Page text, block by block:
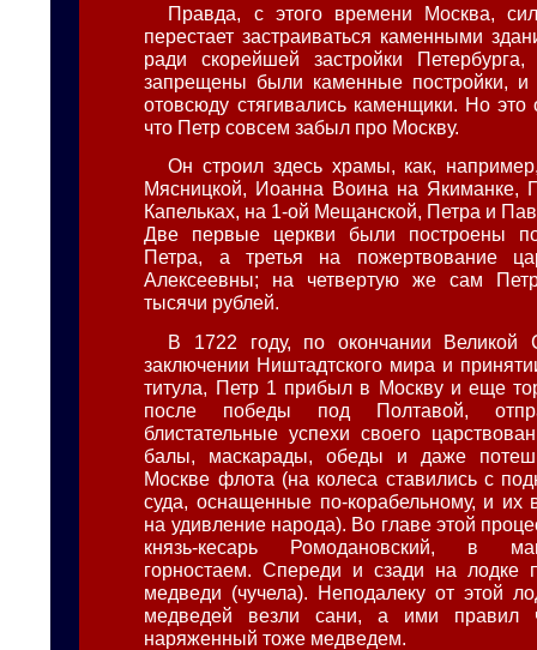
Правда, с этого времени Москва,
перестает застраиваться каменными
ради скорейшей застройки
запрещены были каменные постройки, и
отовсюду стягивались каменщики. Но это
что Петр совсем забыл про Москву.
Он строил здесь храмы, как,
Мясницкой, Иоанна Воина на Якиманке,
Капельках, на 1-ой Мещанской, Петра и
Две первые церкви были построены
Петра, а третья на пожертвование
Алексеевны; на четвертую же сам
тысячи рублей.
В 1722 году, по окончании Великой
заключении Ништадтского мира и
титула, Петр 1 прибыл в Москву и еще
после победы под Полтавой,
блистательные успехи своего
балы, маскарады, обеды и даже
Москве флота (на колеса ставились с
суда, оснащенные по-корабельному, и их
на удивление народа). Во главе этой
князь-кесарь Ромодановский, в
горностаем. Спереди и сзади на лодке
медведи (чучела). Неподалеку от этой
медведей везли сани, а ими правил
наряженный тоже медведем.